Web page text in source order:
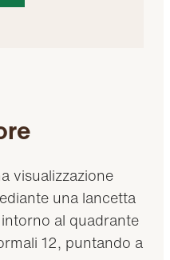
visualizzazione
una lancetta
al quadrante
12, puntando a